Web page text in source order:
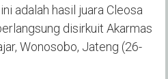
adalah hasil juara Cleosa
disirkuit Akarmas
Wonosobo, Jateng (26-